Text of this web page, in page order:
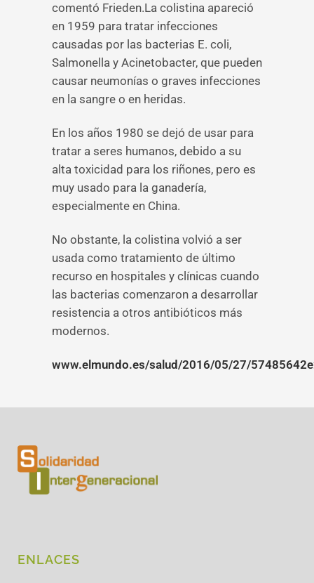
comentó Frieden.La colistina apareció
en 1959 para tratar infecciones
causadas por las bacterias E. coli,
Salmonella y Acinetobacter, que pueden
causar neumonías o graves infecciones
en la sangre o en heridas.
En los años 1980 se dejó de usar para
tratar a seres humanos, debido a su
alta toxicidad para los riñones, pero es
muy usado para la ganadería,
especialmente en China.
No obstante, la colistina volvió a ser
usada como tratamiento de último
recurso en hospitales y clínicas cuando
las bacterias comenzaron a desarrollar
resistencia a otros antibióticos más
modernos.
www.elmundo.es/salud/2016/05/27/
ENLACES